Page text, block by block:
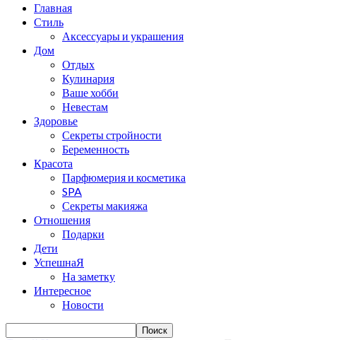
Главная
Стиль
Аксессуары и украшения
Дом
Отдых
Кулинария
Ваше хобби
Невестам
Здоровье
Секреты стройности
Беременность
Красота
Парфюмерия и косметика
SPA
Секреты макияжа
Отношения
Подарки
Дети
УспешнаЯ
На заметку
Интересное
Новости